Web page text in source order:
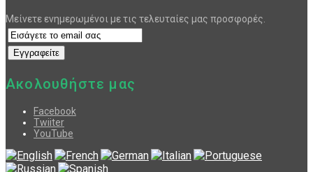
Μείνετε ενημερωμένοι με τις τελευταίες μας προσφορές.
Ακολουθήστε μας
Facebook
Twiiter
YouTube